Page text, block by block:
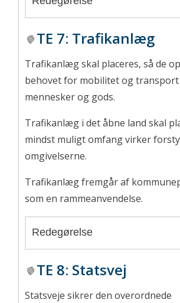
TE 7: Trafikanlæg
Trafikanlæg skal placeres, så de
behovet for mobilitet og
mennesker og gods.
Trafikanlæg i det åbne land skal
mindst muligt omfang virker
omgivelserne.
Trafikanlæg fremgår af
som en rammeanvendelse.
Redegørelse
TE 8: Statsvej
Statsveje sikrer den overordnede